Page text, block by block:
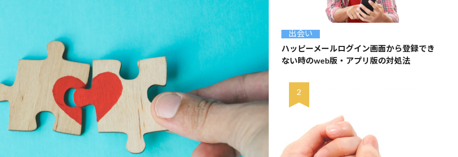
出会い
ハッピーメールログイン画面から登録でき
ない時のweb版・アプリ版の対処法